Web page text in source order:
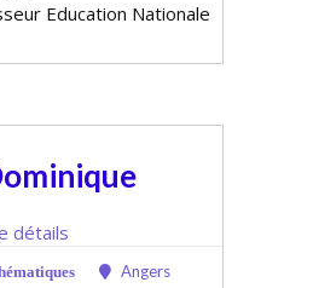
Education Nationale
détails
Angers